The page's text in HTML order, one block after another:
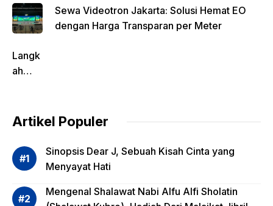
Sewa Videotron Jakarta: Solusi Hemat EO
dengan Harga Transparan per Meter
Langk
ah
dalam
si
Risiko
asi
Artikel Populer
Sinopsis Dear J, Sebuah Kisah Cinta yang
Menyayat Hati
Mengenal Shalawat Nabi Alfu Alfi Sholatin